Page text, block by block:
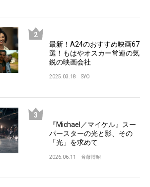
最新！A24のおすすめ映画67
選！もはやオスカー常連の気
鋭の映画会社
2025.03.18 SYO
『Michael／マイケル』スー
パースターの光と影、その
「光」を求めて
2026.06.11 斉藤博昭